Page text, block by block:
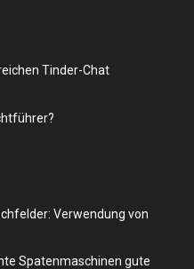
Tinder-Chat
Verwendung von
Spatenmaschinen gute